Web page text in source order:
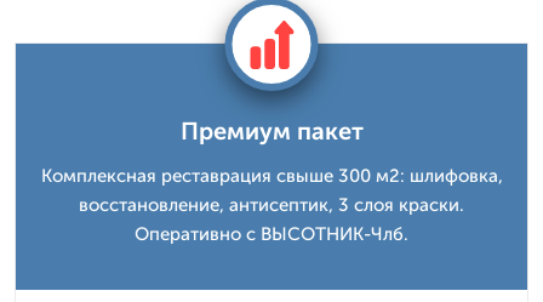
Премиум пакет
Комплексная реставрация свыше 300 м2: шлифовка,
восстановление, антисептик, 3 слоя краски.
Оперативно с ВЫСОТНИК-Члб.